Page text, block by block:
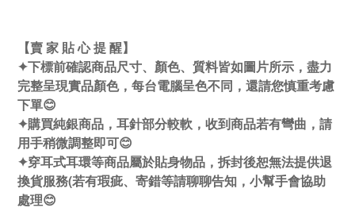
【賣 家 貼 心 提 醒】
✦下標前確認商品尺寸、顏色、質料皆如圖片所示，盡力
完整呈現實品顏色，每台電腦呈色不同，還請您慎重考慮
下單😊
✦購買純銀商品，耳針部分較軟，收到商品若有彎曲，請
用手稍微調整即可😊
✦穿耳式耳環等商品屬於貼身物品，拆封後恕無法提供退
換貨服務(若有瑕疵、寄錯等請聊聊告知，小幫手會協助
處理😊